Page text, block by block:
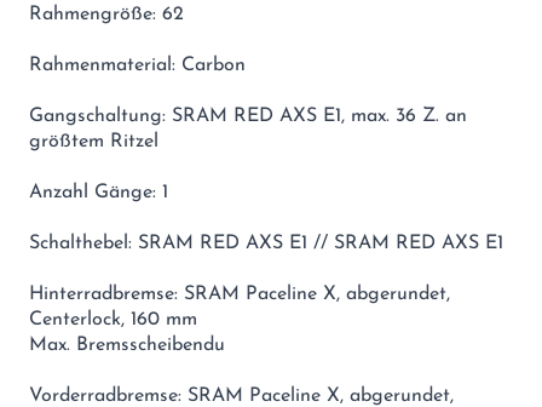
Rahmengröße: 62
Rahmenmaterial: Carbon
Gangschaltung: SRAM RED AXS E1, max. 36 Z. an
größtem Ritzel
Anzahl Gänge: 1
Schalthebel: SRAM RED AXS E1 // SRAM RED AXS E1
Hinterradbremse: SRAM Paceline X, abgerundet,
Centerlock, 160 mm
Max. Bremsscheibendu
Vorderradbremse: SRAM Paceline X, abgerundet,